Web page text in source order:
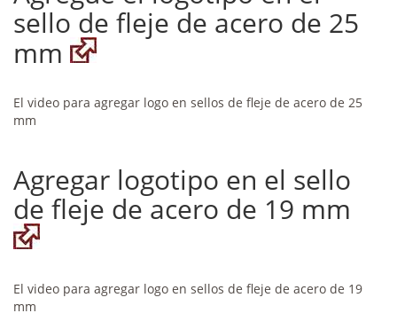
sello de fleje de acero de 25
mm
El video para agregar logo en sellos de fleje de acero de 25
mm
Agregar logotipo en el sello
de fleje de acero de 19 mm
El video para agregar logo en sellos de fleje de acero de 19
mm